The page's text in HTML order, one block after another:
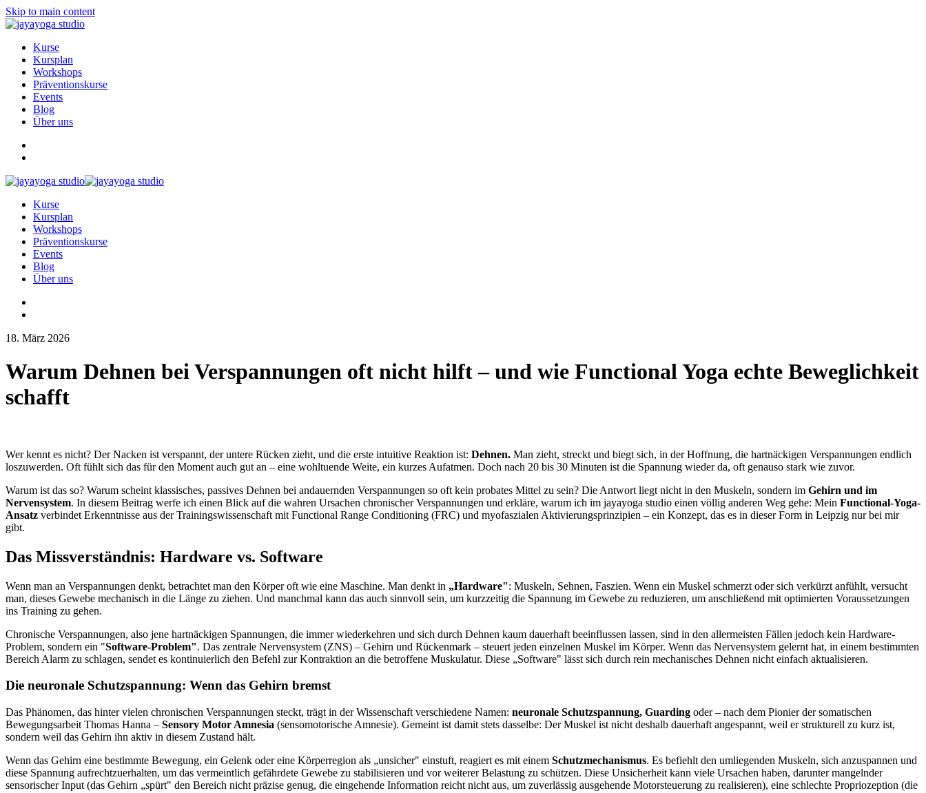
Skip to main content
Kurse
Kursplan
Workshops
Präventionskurse
Events
Blog
Über uns
Kurse
Kursplan
Workshops
Präventionskurse
Events
Blog
Über uns
18. März 2026
Warum Dehnen bei Verspannungen oft nicht hilft – und wie Functional Yoga echte Beweglichkeit
schafft
Wer kennt es nicht? Der Nacken ist verspannt, der untere Rücken zieht, und die erste intuitive Reaktion ist: Dehnen. Man zieht, streckt und biegt sich, in der Hoffnung, die hartnäckigen Verspannungen endlich
loszuwerden. Oft fühlt sich das für den Moment auch gut an – eine wohltuende Weite, ein kurzes Aufatmen. Doch nach 20 bis 30 Minuten ist die Spannung wieder da, oft genauso stark wie zuvor.
Warum ist das so? Warum scheint klassisches, passives Dehnen bei andauernden Verspannungen so oft kein probates Mittel zu sein? Die Antwort liegt nicht in den Muskeln, sondern im Gehirn und im
Nervensystem. In diesem Beitrag werfe ich einen Blick auf die wahren Ursachen chronischer Verspannungen und erkläre, warum ich im jayayoga studio einen völlig anderen Weg gehe: Mein Functional-Yoga-
Ansatz verbindet Erkenntnisse aus der Trainingswissenschaft mit Functional Range Conditioning (FRC) und myofaszialen Aktivierungsprinzipien – ein Konzept, das es in dieser Form in Leipzig nur bei mir
gibt.
Das Missverständnis: Hardware vs. Software
Wenn man an Verspannungen denkt, betrachtet man den Körper oft wie eine Maschine. Man denkt in „Hardware": Muskeln, Sehnen, Faszien. Wenn ein Muskel schmerzt oder sich verkürzt anfühlt, versucht
man, dieses Gewebe mechanisch in die Länge zu ziehen. Und manchmal kann das auch sinnvoll sein, um kurzzeitig die Spannung im Gewebe zu reduzieren, um anschließend mit optimierten Voraussetzungen
ins Training zu gehen.
Chronische Verspannungen, also jene hartnäckigen Spannungen, die immer wiederkehren und sich durch Dehnen kaum dauerhaft beeinflussen lassen, sind in den allermeisten Fällen jedoch kein Hardware-
Problem, sondern ein "Software-Problem". Das zentrale Nervensystem (ZNS) – Gehirn und Rückenmark – steuert jeden einzelnen Muskel im Körper. Wenn das Nervensystem gelernt hat, in einem bestimmten
Bereich Alarm zu schlagen, sendet es kontinuierlich den Befehl zur Kontraktion an die betroffene Muskulatur. Diese „Software" lässt sich durch rein mechanisches Dehnen nicht einfach aktualisieren.
Die neuronale Schutzspannung: Wenn das Gehirn bremst
Das Phänomen, das hinter vielen chronischen Verspannungen steckt, trägt in der Wissenschaft verschiedene Namen: neuronale Schutzspannung, Guarding oder – nach dem Pionier der somatischen
Bewegungsarbeit Thomas Hanna – Sensory Motor Amnesia (sensomotorische Amnesie). Gemeint ist damit stets dasselbe: Der Muskel ist nicht deshalb dauerhaft angespannt, weil er strukturell zu kurz ist,
sondern weil das Gehirn ihn aktiv in diesem Zustand hält.
Wenn das Gehirn eine bestimmte Bewegung, ein Gelenk oder eine Körperregion als „unsicher" einstuft, reagiert es mit einem Schutzmechanismus. Es befiehlt den umliegenden Muskeln, sich anzuspannen und
diese Spannung aufrechtzuerhalten, um das vermeintlich gefährdete Gewebe zu stabilisieren und vor weiterer Belastung zu schützen. Diese Unsicherheit kann viele Ursachen haben, darunter mangelnder
sensorischer Input (das Gehirn „spürt" den Bereich nicht präzise genug, die eingehende Information reicht nicht aus, um zuverlässig ausgehende Motorsteuerung zu realisieren), eine schlechte Propriozeption (die